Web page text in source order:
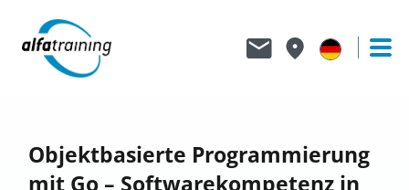
Objektbasierte Programmierung
mit Go – Softwarekompetenz in